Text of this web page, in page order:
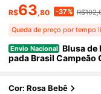
R$63,80 -37%
Queda de preço por tempo
Envio Nacional Blusa de
pada Brasil Campeão
Cor: Rosa Bebê